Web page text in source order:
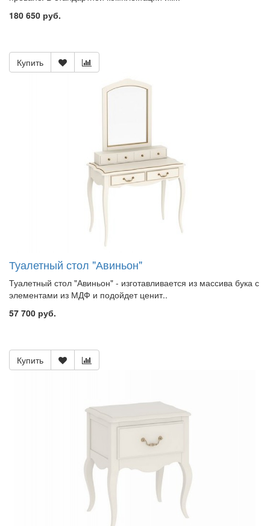
180 650 руб.
Купить
Туалетный стол "Авиньон"
Туалетный стол "Авиньон" - изготавливается из массива бука с
элементами из МДФ и подойдет ценит..
57 700 руб.
Купить